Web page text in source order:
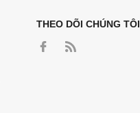
THEO DÕI CHÚNG TÔI